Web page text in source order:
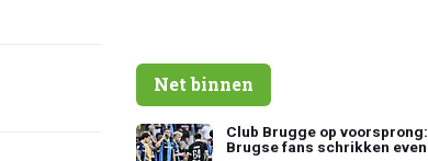
Net binnen
Club Brugge op voorsprong:
Brugse fans schrikken even